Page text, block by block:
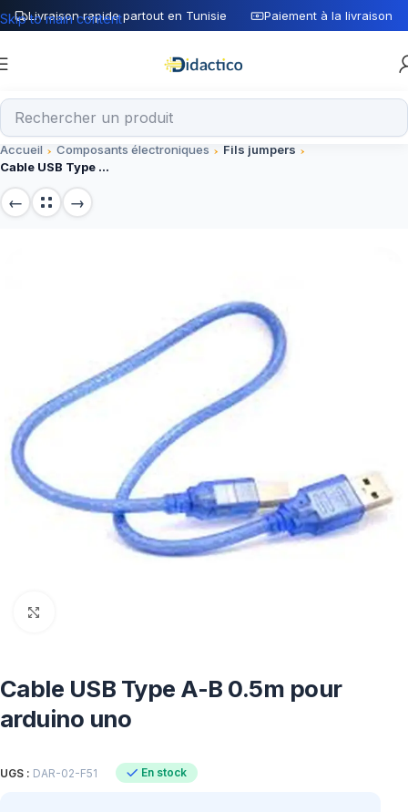
Livraison rapide partout en Tunisie Paiement à la livraison
Skip to main content
Accueil Composants électroniques
Fils jumpers
Cable USB Type A-B 0.5m pour arduino uno
Cable USB Type A-B 0.5m pour
arduino uno
UGS : DAR-02-F51 En stock